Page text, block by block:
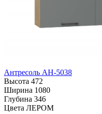
Антресоль АН-5038
Высота 472
Ширина 1080
Глубина 346
Цвета ЛЕРОМ